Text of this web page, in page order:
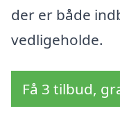
der er både
vedligeholde.
Få 3 tilbud,